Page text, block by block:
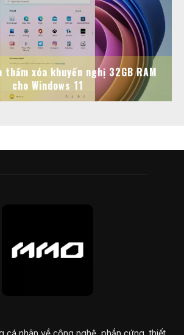
xóa khuyến nghị 32GB RAM
cho Windows 11
cá nhân về công nghệ, phần cứng, thiết